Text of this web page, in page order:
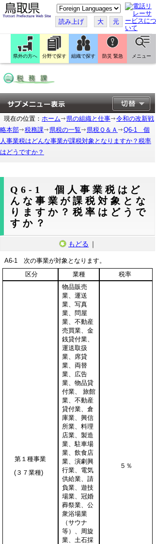
こ
の
ペ
ー
ジ
を
翻
訳
す
読み上げ 大 元
県外の方へ 分野で探す 組織で探す 防災 緊急 メニュー
現在の位置： ホーム 県の組織と仕事
令和の改新戦
略本部
税務課 県税の一覧 県税Ｑ＆Ａ
Q6-1 個
人事業税はどんな事業が課税対象となりますか？税率
はどうですか？
Q6-1 個人事業税はど
んな事業が課税対象とな
りますか？税率はどうで
すか？
もどる ｜
A6-1 次の事業が対象となります。
区分
業種 税率
第１種事業
(３７業種)
物品販売
業、運送
業、写真
業、問屋
業、不動産
売買業、金
銭貸付業、
運送取扱
業、席貸
業、両替
業、広告
業、物品貸
付業、 旅館
業、不動産
貸付業、倉
庫業、興信
所業、料理
店業、製造
業、駐車場
業、飲食店
業、演劇興
行業、電気
供給業、請
負業、遊技
場業、冠婚
葬祭業、公
衆浴場業
（サウナ
等）、周旋
業、土石採
５％